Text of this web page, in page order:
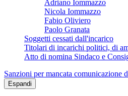
Adriano Iommazzo
Nicola Iommazzo
Fabio Oliviero
Paolo Granata
Soggetti cessati dall'incarico
Titolari di incarichi politici, di
Atto di nomina Sindaco e
Sanzioni per mancata comunicazione
Espandi